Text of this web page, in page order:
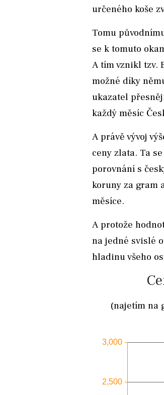
určeného koše
Tomu
se k tomuto
A tím vznikl tzv.
možné díky
ukazatel
každý měsíc
A právě vývoj
ceny zlata. Ta
porovnání s
koruny za gram
měsíce.
A protože
na jedné svislé
hladinu všeho
(najetím na